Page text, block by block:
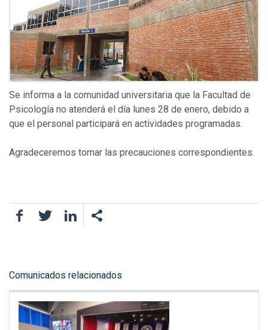
Se informa a la comunidad universitaria que la Facultad de
Psicología no atenderá el día lunes 28 de enero, debido a
que el personal participará en actividades programadas.
Agradeceremos tomar las precauciones correspondientes.
FacebookTwitter LinkedIn
Comunicados relacionados